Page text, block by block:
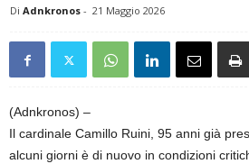
Di Adnkronos - 21 Maggio 2026
(Adnkronos) –
Il cardinale Camillo Ruini, 95 anni già
alcuni giorni è di nuovo in condizioni